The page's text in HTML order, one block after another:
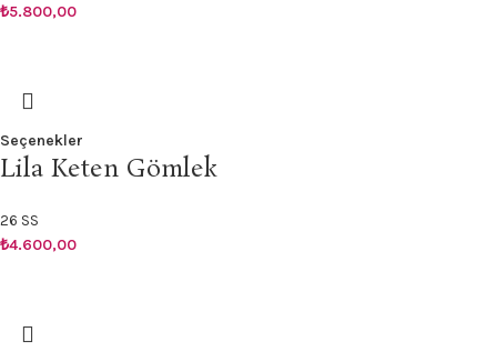
₺5.800,00
Seçenekler
Lila Keten Gömlek
26 SS
₺4.600,00